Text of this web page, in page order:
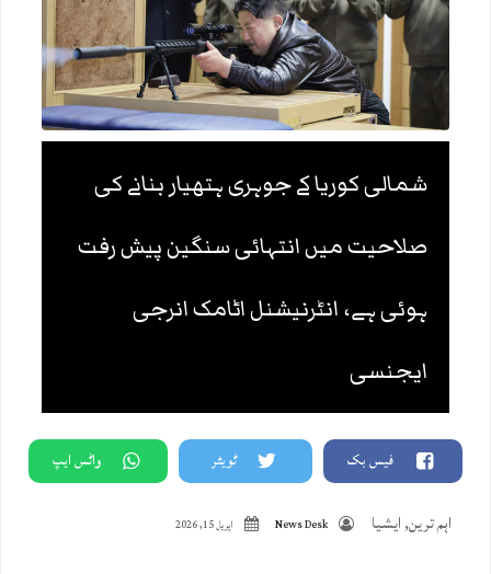
شمالی کوریا کے جوہری ہتھیار بنانے کی
صلاحیت میں انتہائی سنگین پیش رفت
ہوئی ہے، انٹرنیشنل اٹامک انرجی
ایجنسی
فیس بک ٹویٹر واٹس ایپ
اہم ترین,ایشیا News Desk اپریل 15, 2026